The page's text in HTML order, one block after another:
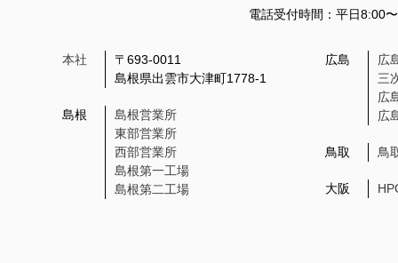
電話受付時間：平日8:00
本社
〒693-0011
島根県出雲市大津町1778-1
島根
島根営業所
東部営業所
西部営業所
島根第一工場
島根第二工場
広島
広
三
広
広
鳥取 鳥
大阪